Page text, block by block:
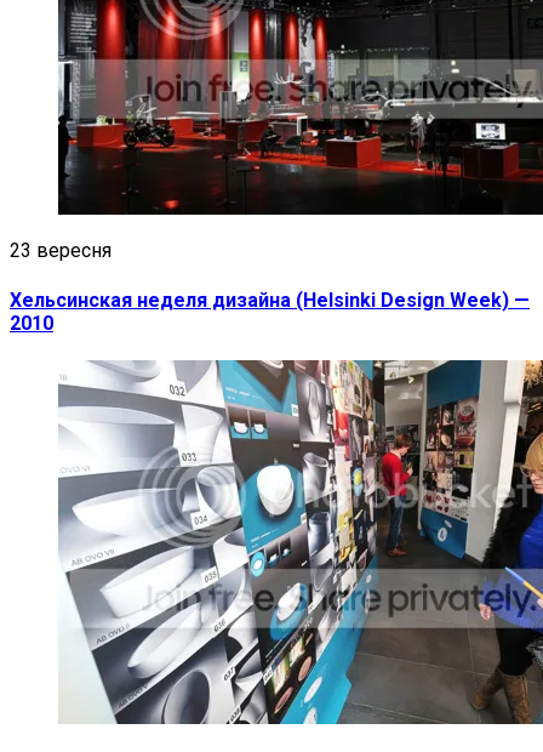
23 вересня
Хельсинская неделя дизайна (Helsinki Design Week) —
2010